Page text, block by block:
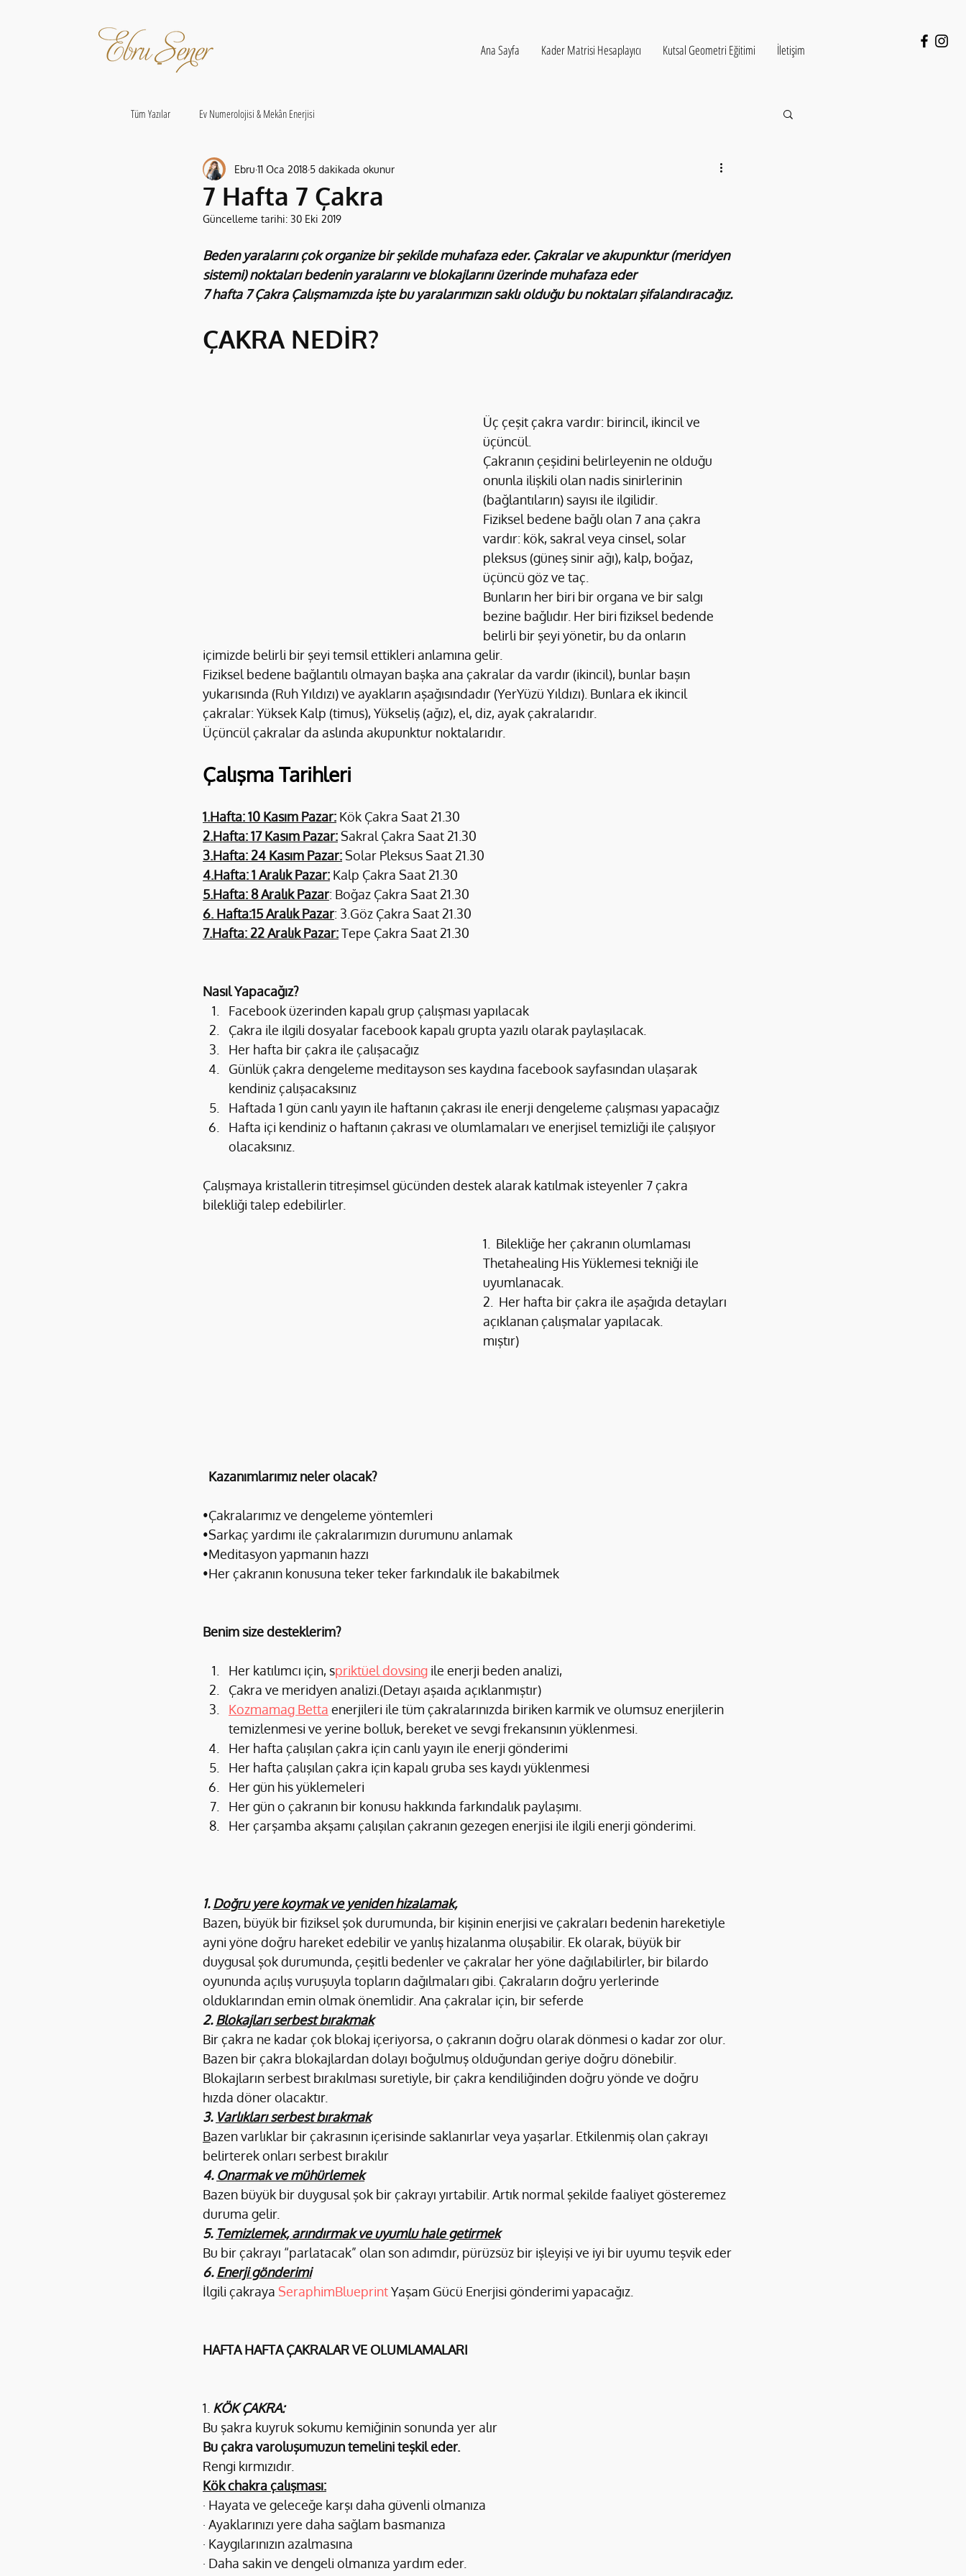
Ana Sayfa Kader Matrisi Hesaplayıcı Kutsal Geometri Eğitimi İletişim
Tüm Yazılar Ev Numerolojisi & Mekân Enerjisi
7 Hafta 7 Çakra
Ebru 11 Oca 2018 5 dakikada okunur
Güncelleme tarihi: 30 Eki 2019
Beden yaralarını çok organize bir şekilde muhafaza eder. Çakralar ve akupunktur (meridyen
sistemi) noktaları bedenin yaralarını ve blokajlarını üzerinde muhafaza eder
7 hafta 7 Çakra Çalışmamızda işte bu yaralarımızın saklı olduğu bu noktaları şifalandıracağız.
ÇAKRA NEDİR?
Üç çeşit çakra vardır: birincil, ikincil ve
üçüncül.
Çakranın çeşidini belirleyenin ne olduğu
onunla ilişkili olan nadis sinirlerinin
(bağlantıların) sayısı ile ilgilidir.
Fiziksel bedene bağlı olan 7 ana çakra
vardır: kök, sakral veya cinsel, solar
pleksus (güneş sinir ağı), kalp, boğaz,
üçüncü göz ve taç.
Bunların her biri bir organa ve bir salgı
bezine bağlıdır. Her biri fiziksel bedende
belirli bir şeyi yönetir, bu da onların
içimizde belirli bir şeyi temsil ettikleri anlamına gelir.
Fiziksel bedene bağlantılı olmayan başka ana çakralar da vardır (ikincil), bunlar başın
yukarısında (Ruh Yıldızı) ve ayakların aşağısındadır (YerYüzü Yıldızı). Bunlara ek ikincil
çakralar: Yüksek Kalp (timus), Yükseliş (ağız), el, diz, ayak çakralarıdır.
Üçüncül çakralar da aslında akupunktur noktalarıdır.
Çalışma Tarihleri
1.Hafta: 10 Kasım Pazar: Kök Çakra Saat 21.30
2.Hafta: 17 Kasım Pazar: Sakral Çakra Saat 21.30
3.Hafta: 24 Kasım Pazar: Solar Pleksus Saat 21.30
4.Hafta: 1 Aralık Pazar: Kalp Çakra Saat 21.30
5.Hafta: 8 Aralık Pazar: Boğaz Çakra Saat 21.30
6. Hafta:15 Aralık Pazar: 3.Göz Çakra Saat 21.30
7.Hafta: 22 Aralık Pazar: Tepe Çakra Saat 21.30
Nasıl Yapacağız?
Facebook üzerinden kapalı grup çalışması yapılacak
Çakra ile ilgili dosyalar facebook kapalı grupta yazılı olarak paylaşılacak.
Her hafta bir çakra ile çalışacağız
Günlük çakra dengeleme meditayson ses kaydına facebook sayfasından ulaşarak
kendiniz çalışacaksınız
Haftada 1 gün canlı yayın ile haftanın çakrası ile enerji dengeleme çalışması yapacağız
Hafta içi kendiniz o haftanın çakrası ve olumlamaları ve enerjisel temizliği ile çalışıyor
olacaksınız.
Çalışmaya kristallerin titreşimsel gücünden destek alarak katılmak isteyenler 7 çakra
bilekliği talep edebilirler.
1.  Bilekliğe her çakranın olumlaması
Thetahealing His Yüklemesi tekniği ile
uyumlanacak.
2.  Her hafta bir çakra ile aşağıda detayları
açıklanan çalışmalar yapılacak.
mıştır)
Kazanımlarımız neler olacak?
•Çakralarımız ve dengeleme yöntemleri
•Sarkaç yardımı ile çakralarımızın durumunu anlamak
•Meditasyon yapmanın hazzı
•Her çakranın konusuna teker teker farkındalık ile bakabilmek
Benim size desteklerim?
Her katılımcı için, spriktüel dovsing ile enerji beden analizi,
Çakra ve meridyen analizi.(Detayı aşaıda açıklanmıştır)
Kozmamag Betta enerjileri ile tüm çakralarınızda biriken karmik ve olumsuz enerjilerin
temizlenmesi ve yerine bolluk, bereket ve sevgi frekansının yüklenmesi.
Her hafta çalışılan çakra için canlı yayın ile enerji gönderimi
Her hafta çalışılan çakra için kapalı gruba ses kaydı yüklenmesi
Her gün his yüklemeleri
Her gün o çakranın bir konusu hakkında farkındalık paylaşımı.
Her çarşamba akşamı çalışılan çakranın gezegen enerjisi ile ilgili enerji gönderimi.
1. Doğru yere koymak ve yeniden hizalamak,
Bazen, büyük bir fiziksel şok durumunda, bir kişinin enerjisi ve çakraları bedenin hareketiyle
ayni yöne doğru hareket edebilir ve yanlış hizalanma oluşabilir. Ek olarak, büyük bir
duygusal şok durumunda, çeşitli bedenler ve çakralar her yöne dağılabilirler, bir bilardo
oyununda açılış vuruşuyla topların dağılmaları gibi. Çakraların doğru yerlerinde
olduklarından emin olmak önemlidir. Ana çakralar için, bir seferde
2. Blokajları serbest bırakmak
Bir çakra ne kadar çok blokaj içeriyorsa, o çakranın doğru olarak dönmesi o kadar zor olur.
Bazen bir çakra blokajlardan dolayı boğulmuş olduğundan geriye doğru dönebilir.
Blokajların serbest bırakılması suretiyle, bir çakra kendiliğinden doğru yönde ve doğru
hızda döner olacaktır.
3. Varlıkları serbest bırakmak
Bazen varlıklar bir çakrasının içerisinde saklanırlar veya yaşarlar. Etkilenmiş olan çakrayı
belirterek onları serbest bırakılır
4. Onarmak ve mühürlemek
Bazen büyük bir duygusal şok bir çakrayı yırtabilir. Artık normal şekilde faaliyet gösteremez
duruma gelir.
5. Temizlemek, arındırmak ve uyumlu hale getirmek
Bu bir çakrayı “parlatacak” olan son adımdır, pürüzsüz bir işleyişi ve iyi bir uyumu teşvik eder
6. Enerji gönderimi
İlgili çakraya SeraphimBlueprint Yaşam Gücü Enerjisi gönderimi yapacağız.
HAFTA HAFTA ÇAKRALAR VE OLUMLAMALARI
1. KÖK ÇAKRA:
Bu şakra kuyruk sokumu kemiğinin sonunda yer alır
Bu çakra varoluşumuzun temelini teşkil eder.
Rengi kırmızıdır.
Kök chakra çalışması:
· Hayata ve geleceğe karşı daha güvenli olmanıza
· Ayaklarınızı yere daha sağlam basmanıza
· Kaygılarınızın azalmasına
· Daha sakin ve dengeli olmanıza yardım eder.